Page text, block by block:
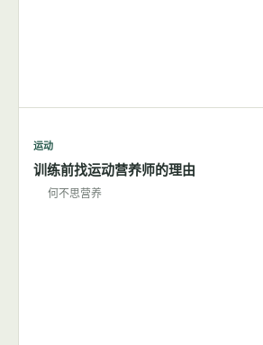
运动
训练前找运动营养师的理由
何不思营养